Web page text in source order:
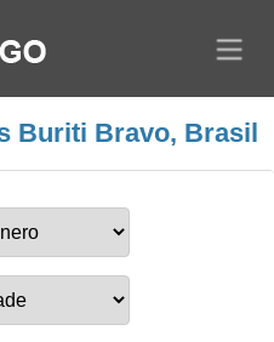
Buriti Bravo, Brasil